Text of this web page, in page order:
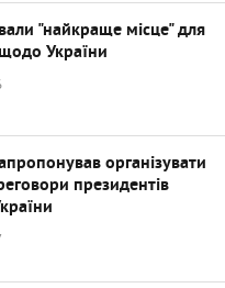
"найкраще місце" для
України
організувати
президентів